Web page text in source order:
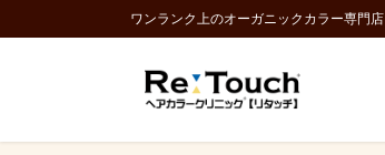
ン
に
ビ
ョ
ワンランク上のオーガニックカラー専門店